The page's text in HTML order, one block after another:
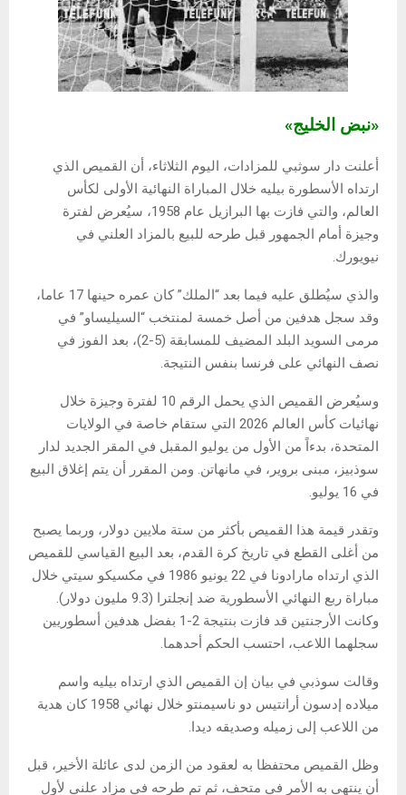
«نبض الخليج»
أعلنت دار سوثبي للمزادات، اليوم الثلاثاء، أن القميص الذي
ارتداه الأسطورة بيليه خلال المباراة النهائية الأولى لكأس
العالم، والتي فازت بها البرازيل عام 1958، سيُعرض لفترة
وجيزة أمام الجمهور قبل طرحه للبيع بالمزاد العلني في
نيويورك.
والذي سيُطلق عليه فيما بعد “الملك” كان عمره حينها 17 عاما،
وقد سجل هدفين من أصل خمسة لمنتخب “السيليساو” في
مرمى السويد البلد المضيف للمسابقة (5-2)، بعد الفوز في
نصف النهائي على فرنسا بنفس النتيجة.
وسيُعرض القميص الذي يحمل الرقم 10 لفترة وجيزة خلال
نهائيات كأس العالم 2026 التي ستقام خاصة في الولايات
المتحدة، بدءاً من الأول من يوليو المقبل في المقر الجديد لدار
سوذبيز، مبنى بروير، في مانهاتن. ومن المقرر أن يتم إغلاق البيع
في 16 يوليو.
وتقدر قيمة هذا القميص بأكثر من ستة ملايين دولار، وربما يصبح
من أغلى القطع في تاريخ كرة القدم، بعد البيع القياسي للقميص
الذي ارتداه مارادونا في 22 يونيو 1986 في مكسيكو سيتي خلال
مباراة ربع النهائي الأسطورية ضد إنجلترا (9.3 مليون دولار).
وكانت الأرجنتين قد فازت بنتيجة 2-1 بفضل هدفين أسطوريين
سجلهما اللاعب، احتسب الحكم أحدهما.
وقالت سوذبي في بيان إن القميص الذي ارتداه بيليه واسم
ميلاده إدسون أرانتيس دو ناسيمنتو خلال نهائي 1958 كان هدية
من اللاعب إلى زميله وصديقه ديدا.
وظل القميص محتفظا به لعقود من الزمن لدى عائلة الأخير، قبل
أن ينتهي به الأمر في متحف، ثم تم طرحه في مزاد علني لأول